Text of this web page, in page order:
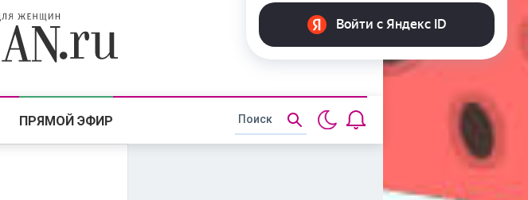
ПРЯМОЙ ЭФИР